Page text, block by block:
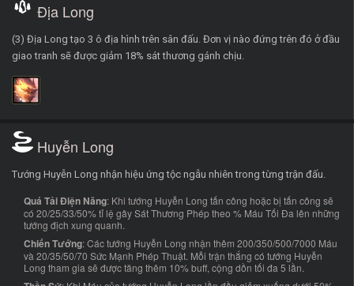
Địa Long
(3) Địa Long tạo 3 ô địa hình trên sân đấu. Đơn vị nào đứng trên đó ở đầu
giao tranh sẽ được giảm 18% sát thương gánh chịu.
Huyễn Long
Tướng Huyễn Long nhận hiệu ứng tộc ngẫu nhiên trong từng trận đấu.
Quá Tải Điện Năng: Khi tướng Huyễn Long tấn công hoặc bị tấn công sẽ
có 20/25/33/50% tỉ lệ gây Sát Thương Phép theo % Máu Tối Đa lên những
tướng địch xung quanh.
Chiến Tướng: Các tướng Huyễn Long nhận thêm 200/350/500/7000 Máu
và 20/35/50/70 Sức Mạnh Phép Thuật. Mỗi trận thắng có tướng Huyễn
Long tham gia sẽ được tăng thêm 10% buff, cộng dồn tối đa 5 lần.